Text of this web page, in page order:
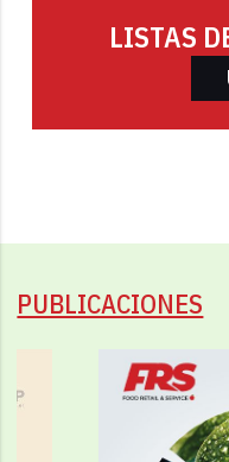
LISTAS
PUBLICACIONES